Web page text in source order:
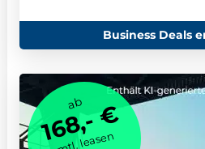
Business Deals
ab
168,- €
mtl. leasen